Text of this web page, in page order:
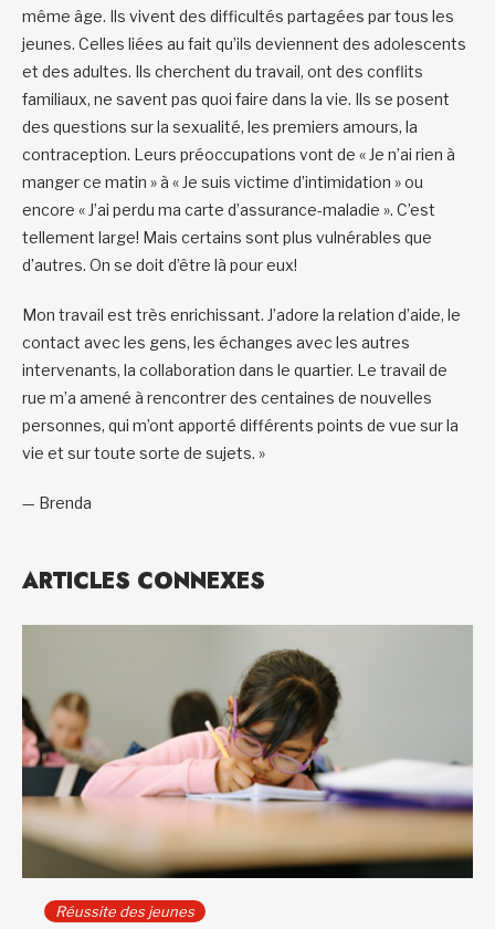
même âge. Ils vivent des difficultés partagées par tous les
jeunes. Celles liées au fait qu’ils deviennent des adolescents
et des adultes. Ils cherchent du travail, ont des conflits
familiaux, ne savent pas quoi faire dans la vie. Ils se posent
des questions sur la sexualité, les premiers amours, la
contraception. Leurs préoccupations vont de « Je n’ai rien à
manger ce matin » à « Je suis victime d’intimidation » ou
encore « J’ai perdu ma carte d’assurance-maladie ». C’est
tellement large! Mais certains sont plus vulnérables que
d’autres. On se doit d’être là pour eux!
Mon travail est très enrichissant. J’adore la relation d’aide, le
contact avec les gens, les échanges avec les autres
intervenants, la collaboration dans le quartier. Le travail de
rue m’a amené à rencontrer des centaines de nouvelles
personnes, qui m’ont apporté différents points de vue sur la
vie et sur toute sorte de sujets. »
— Brenda
ARTICLES CONNEXES
Réussite des jeunes